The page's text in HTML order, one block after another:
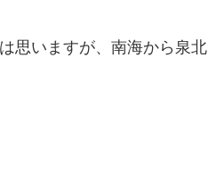
思いますが、南海から泉北